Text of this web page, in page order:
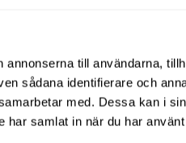
till användarna,
sådana identifierare och
med. Dessa kan i
har samlat in när du har